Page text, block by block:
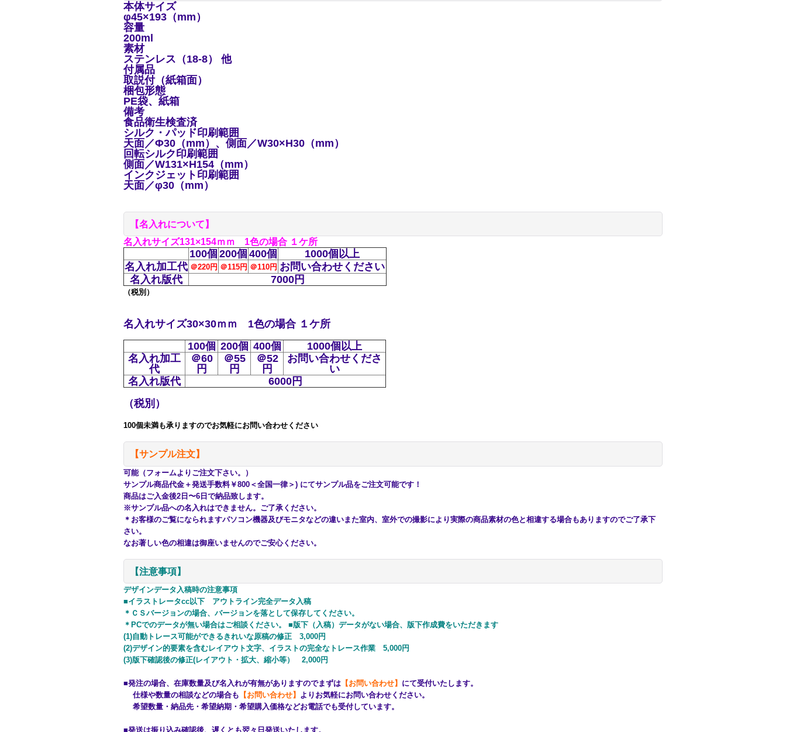
本体サイズ
φ45×193（mm）
容量
200ml
素材
ステンレス（18-8） 他
付属品
取説付（紙箱面）
梱包形態
PE袋、紙箱
備考
食品衛生検査済
シルク・パッド印刷範囲
天面／Φ30（mm）、側面／W30×H30（mm）
回転シルク印刷範囲
側面／W131×H154（mm）
インクジェット印刷範囲
天面／φ30（mm）
【名入れについて】
名入れサイズ131×154ｍｍ 1色の場合 １ケ所
100個 200個 400個
1000個以上
名入れ加工代 ＠220円 ＠115円 ＠110円 お問い合わせください
名入れ版代
7000円
（税別）
名入れサイズ30×30ｍｍ 1色の場合 １ケ所
100個 200個 400個
1000個以上
名入れ加工
代
＠60
円
＠55
円
＠52
円
お問い合わせくださ
い
名入れ版代
6000円
（税別）
100個未満も承りますのでお気軽にお問い合わせください
【サンプル注文】
可能（フォームよりご注文下さい。）
サンプル商品代金＋発送手数料￥800＜全国一律＞) にてサンプル品をご注文可能です！
商品はご入金後2日〜6日で納品致します。
※サンプル品への名入れはできません。ご了承ください。
＊お客様のご覧になられますパソコン機器及びモニタなどの違いまた室内、室外での撮影により実際の商品素材の色と相違する場合もありますのでご了承下
さい。
なお著しい色の相違は御座いませんのでご安心ください。
【注意事項】
デザインデータ入稿時の注意事項
■イラストレータcc以下 アウトライン完全データ入稿
＊ＣＳバージョンの場合、バージョンを落として保存してください。
＊PCでのデータが無い場合はご相談ください。 ■版下（入稿）データがない場合、版下作成費をいただきます
(1)自動トレース可能ができるきれいな原稿の修正 3,000円
(2)デザイン的要素を含むレイアウト文字、イラストの完全なトレース作業 5,000円
(3)版下確認後の修正(レイアウト・拡大、縮小等） 2,000円
■発注の場合、在庫数量及び名入れが有無がありますのでまずは 【お問い合わせ】 にて受付いたします。
仕様や数量の相談などの場合も 【お問い合わせ】 よりお気軽にお問い合わせください。
希望数量・納品先・希望納期・希望購入価格などお電話でも受付しています。
■発送は振り込み確認後、遅くとも翌々日発送いたします。